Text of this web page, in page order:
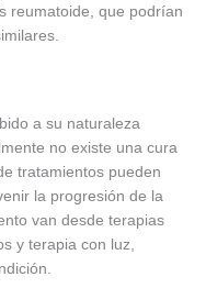
reumatoide, que podrían
a su naturaleza
no existe una cura
tratamientos pueden
la progresión de la
van desde terapias
y terapia con luz,